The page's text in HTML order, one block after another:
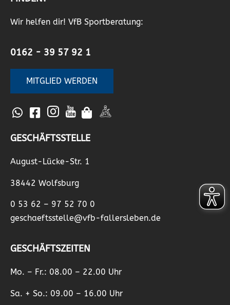
Wir helfen dir! VfB Sportberatung:
0162 - 39 57 92 1
MITGLIED WERDEN
GESCHÄFTSSTELLE
August-Lücke-Str. 1
38442 Wolfsburg
0 53 62 – 97 52 70 0
geschaeftsstelle@vfb-fallersleben.de
GESCHÄFTSZEITEN
Mo. – Fr.: 08.00 – 22.00 Uhr
Sa. + So.: 09.00 – 16.00 Uhr